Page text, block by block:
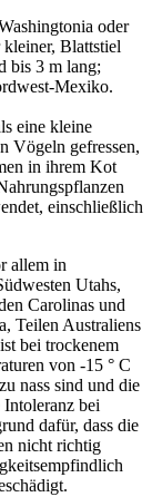
oder
Blattstiel
bis 3 m lang;
Mexiko.
eine kleine
Vögeln gefressen,
in ihrem Kot
einschließlich
allem in
Utahs,
Carolinas und
Teilen Australiens
bei trockenem
von -15 ° C
nass sind und die
bei
dafür, dass die
nicht richtig